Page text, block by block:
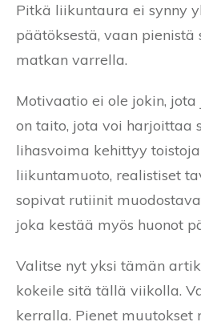
Pitkä liikuntaura ei synny
päätöksestä, vaan pienistä
matkan varrella.
Motivaatio ei ole jokin, jota
on taito, jota voi harjoittaa
lihasvoima kehittyy
liikuntamuoto, realistiset
sopivat rutiinit
joka kestää myös huonot
Valitse nyt yksi tämän
kokeile sitä tällä viikolla.
kerralla. Pienet muutokset